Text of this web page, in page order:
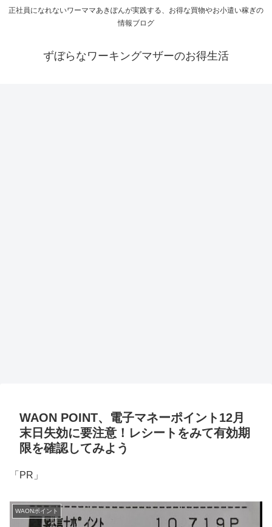
正社員になれないワーママあきぽんが実践する、お得な買物やお小遣い稼ぎの
情報ブログ
ずぼらなワーキングマザーのお得生活
WAON POINT、電子マネーポイント12月
末日失効に要注意！レシートをみて有効期
限を確認してみよう
「PR」
WAONポイント